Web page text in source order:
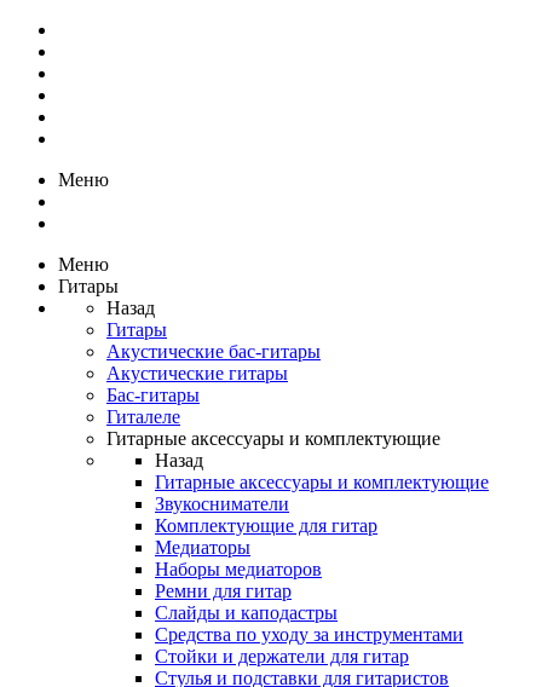
Меню
Меню
Гитары
Назад
Гитары
Акустические бас-гитары
Акустические гитары
Бас-гитары
Гиталеле
Гитарные аксессуары и комплектующие
Назад
Гитарные аксессуары и комплектующие
Звукосниматели
Комплектующие для гитар
Медиаторы
Наборы медиаторов
Ремни для гитар
Слайды и каподастры
Средства по уходу за инструментами
Стойки и держатели для гитар
Стулья и подставки для гитаристов